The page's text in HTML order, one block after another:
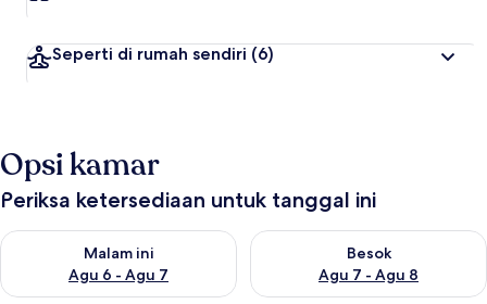
l
v
e
l
Seperti di rumah sendiri (6)
Opsi kamar
Periksa ketersediaan untuk tanggal ini
Malam ini
Agu 6 - Agu 7
Periksa ketersediaan untuk malam ini Agu 6 - Agu 7
Besok
Agu 7 - Agu 8
Periksa ketersediaan untuk